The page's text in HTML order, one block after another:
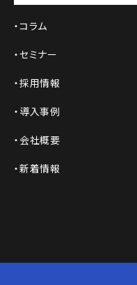
コラム
セミナー
採用情報
導入事例
会社概要
新着情報